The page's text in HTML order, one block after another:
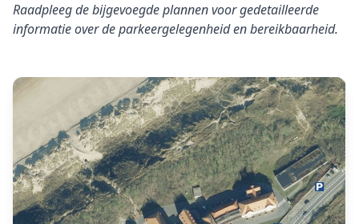
Raadpleeg de bijgevoegde plannen voor gedetailleerde
informatie over de parkeergelegenheid en bereikbaarheid.